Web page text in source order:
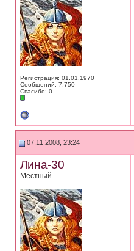
Регистрация: 01.01.1970
Сообщений: 7,750
Спасибо: 0
07.11.2008, 23:24
Лина-30
Местный